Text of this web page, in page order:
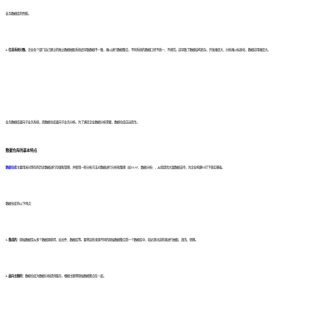
业务数据库的性能。
2. 信息系统分散。 企业各个部门自己建立的独立数据抽取系统会导致数据不一致， 难以进行数据整合，不同系统的数据口径不统一、不规范 。这导致了数据结构复杂，开发难度大，分析难以标准化，数据应用难度大。
业务数据库面向于业务系统，而 数据仓库面向于业务分析 。为了满足企业数据分析需要，数据仓库应运而生。
数据仓库的基本特点
数据仓库主要用来对寄存的历史数据进行 存储和管理 ，并使用一些分析方法对数据进行分析和整理 （如OLAP、数据分析） ，从而提供大量数据支持，为企业构建BI打下坚实基础。
数据仓库有以下特点：
1. 集成的： 原始数据是从多个数据源获得，如文件、数据库等。要将这些来源不同的原始数据整合到一个数据库中，就必须对这些源进行抽取、清洗、转换。
2. 面向主题的： 数据仓库为数据分析提供服务，根据主题将原始数据集合在一起。